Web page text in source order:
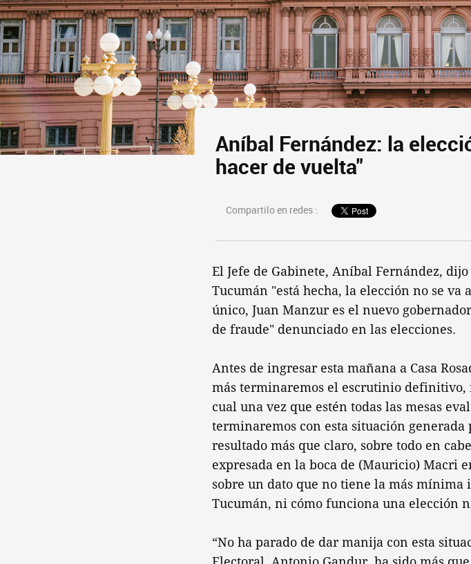
Aníbal Fernández: la
hacer de vuelta"
Compartilo en redes :
El Jefe de Gabinete, Aníbal Fernández,
Tucumán "está hecha, la elección no se
único, Juan Manzur es el nuevo
de fraude" denunciado en las elecciones.
Antes de ingresar esta mañana a Casa
más terminaremos el escrutinio definitivo,
cual una vez que estén todas las mesas
terminaremos con esta situación
resultado más que claro, sobre todo en
expresada en la boca de (Mauricio) Macri
sobre un dato que no tiene la más mínima
Tucumán, ni cómo funciona una elección
“No ha parado de dar manija con esta